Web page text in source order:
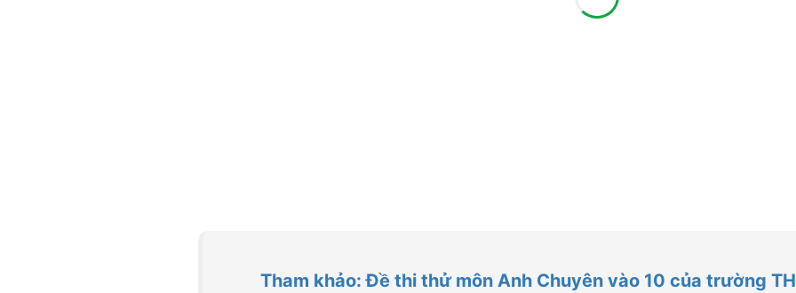
Tham khảo: Đề thi thử môn Anh Chuyên vào 10 của trường